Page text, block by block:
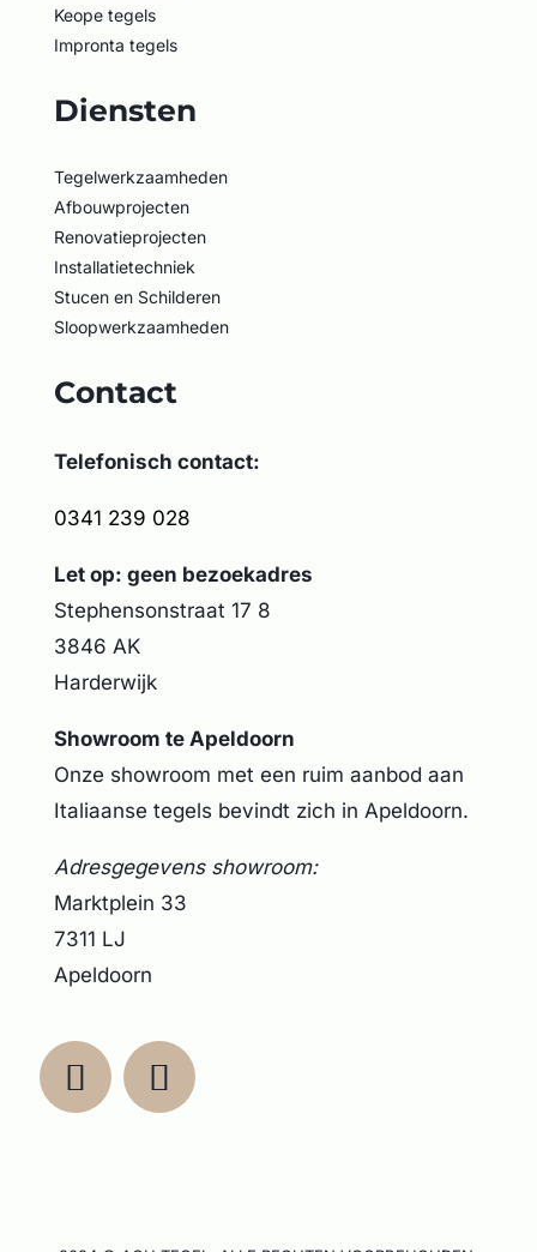
Keope tegels
Impronta tegels
Diensten
Tegelwerkzaamheden
Afbouwprojecten
Renovatieprojecten
Installatietechniek
Stucen en Schilderen
Sloopwerkzaamheden
Contact
Telefonisch contact:
0341 239 028
Let op: geen bezoekadres
Stephensonstraat 17 8
3846 AK
Harderwijk
Showroom te Apeldoorn
Onze showroom met een ruim aanbod aan
Italiaanse tegels bevindt zich in Apeldoorn.
Adresgegevens showroom:
Marktplein 33
7311 LJ
Apeldoorn